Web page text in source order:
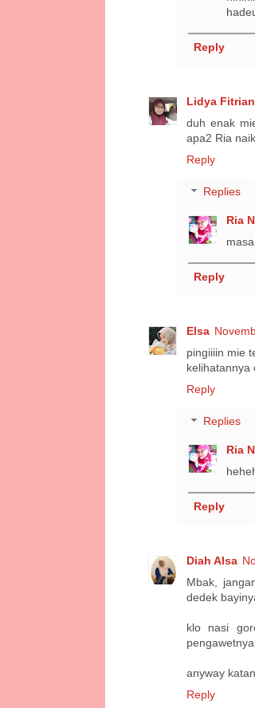
Reply
Lidya Fitrian
duh enak
apa2 Ria
Reply
Replies
Ria
Reply
Elsa
pingiiiin mie
kelihatannya
Reply
Replies
Ria
Reply
Diah Alsa
Mbak,
dedek
klo nasi
anyway
Reply